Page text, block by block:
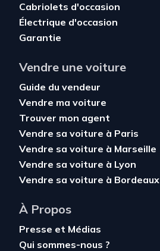
Cabriolets d'occasion
Électrique d'occasion
Garantie
Vendre une voiture
Guide du vendeur
Vendre ma voiture
Trouver mon agent
Vendre sa voiture à Paris
Vendre sa voiture à Marseille
Vendre sa voiture à Lyon
Vendre sa voiture à Bordeaux
À Propos
Presse et Médias
Qui sommes-nous ?